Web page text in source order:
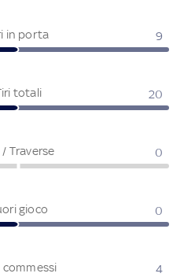
in porta 9
totali 20
/ Traverse 0
gioco 0
commessi 4